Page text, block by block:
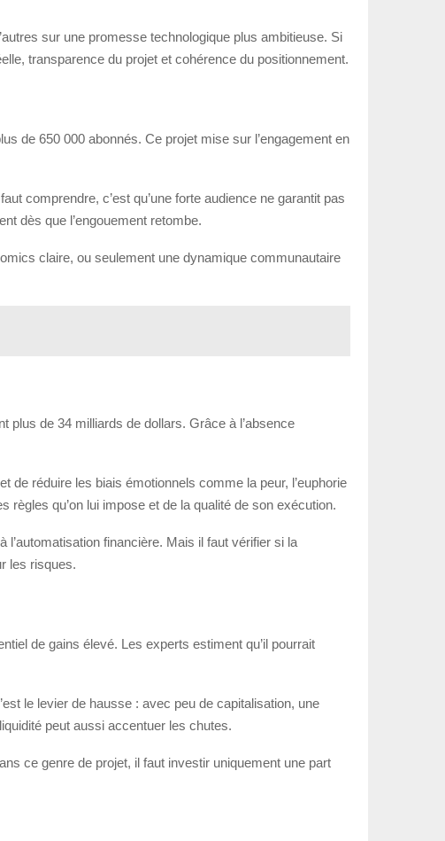
sur une promesse technologique plus ambitieuse. Si
transparence du projet et cohérence du positionnement.
de 650 000 abonnés. Ce projet mise sur l’engagement en
comprendre, c’est qu’une forte audience ne garantit pas
dès que l’engouement retombe.
claire, ou seulement une dynamique communautaire
plus de 34 milliards de dollars. Grâce à l’absence
de réduire les biais émotionnels comme la peur, l’euphorie
règles qu’on lui impose et de la qualité de son exécution.
l’automatisation financière. Mais il faut vérifier si la
les risques.
de gains élevé. Les experts estiment qu’il pourrait
le levier de hausse : avec peu de capitalisation, une
peut aussi accentuer les chutes.
ce genre de projet, il faut investir uniquement une part